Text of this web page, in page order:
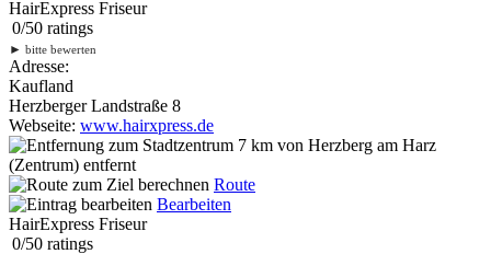
HairExpress Friseur
0/50 ratings
► bitte bewerten
Adresse:
Kaufland
Herzberger Landstraße 8
Webseite: www.hairxpress.de
7 km von Herzberg am Harz
(Zentrum) entfernt
Route
Bearbeiten
HairExpress Friseur
0/50 ratings